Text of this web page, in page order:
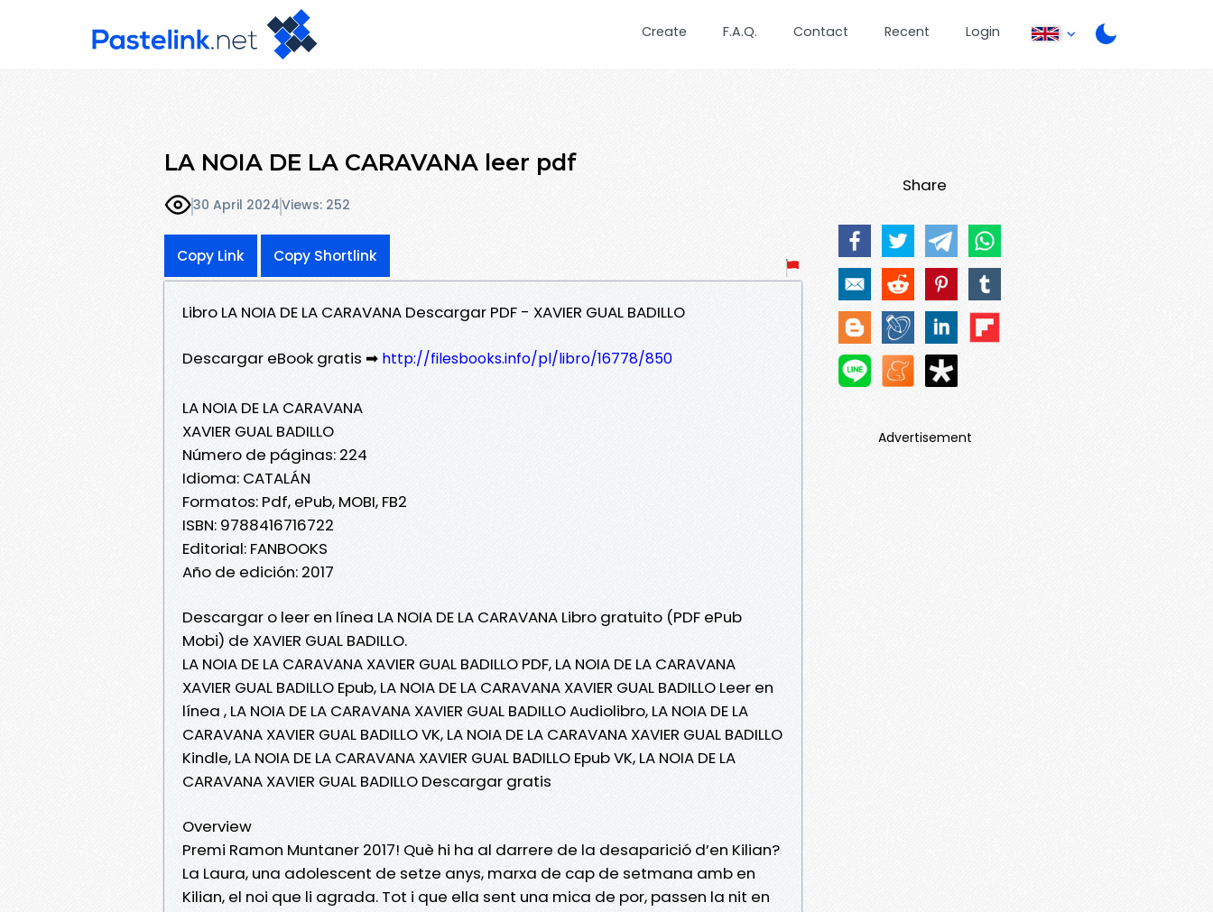
Create F.A.Q. Contact Recent Login
LA NOIA DE LA CARAVANA leer pdf
30 April 2024Views: 252
Copy Link Copy Shortlink
Libro LA NOIA DE LA CARAVANA Descargar PDF - XAVIER GUAL BADILLO
Descargar eBook gratis ➡ http://filesbooks.info/pl/libro/16778/850
LA NOIA DE LA CARAVANA
XAVIER GUAL BADILLO
Número de páginas: 224
Idioma: CATALÁN
Formatos: Pdf, ePub, MOBI, FB2
ISBN: 9788416716722
Editorial: FANBOOKS
Año de edición: 2017
Descargar o leer en línea LA NOIA DE LA CARAVANA Libro gratuito (PDF ePub
Mobi) de XAVIER GUAL BADILLO.
LA NOIA DE LA CARAVANA XAVIER GUAL BADILLO PDF, LA NOIA DE LA CARAVANA
XAVIER GUAL BADILLO Epub, LA NOIA DE LA CARAVANA XAVIER GUAL BADILLO Leer en
línea , LA NOIA DE LA CARAVANA XAVIER GUAL BADILLO Audiolibro, LA NOIA DE LA
CARAVANA XAVIER GUAL BADILLO VK, LA NOIA DE LA CARAVANA XAVIER GUAL BADILLO
Kindle, LA NOIA DE LA CARAVANA XAVIER GUAL BADILLO Epub VK, LA NOIA DE LA
CARAVANA XAVIER GUAL BADILLO Descargar gratis
Overview
Premi Ramon Muntaner 2017! Què hi ha al darrere de la desaparició d’en Kilian?
La Laura, una adolescent de setze anys, marxa de cap de setmana amb en
Kilian, el noi que li agrada. Tot i que ella sent una mica de por, passen la nit en
Share
Advertisement